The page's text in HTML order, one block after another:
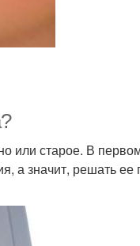
или старое. В
а значит, решать ее